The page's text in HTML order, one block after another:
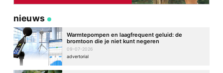
nieuws
Warmtepompen en laagfrequent geluid: de
bromtoon die je niet kunt negeren
09-07-2026
advertorial